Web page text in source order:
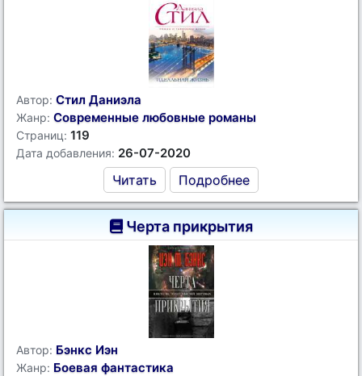
Автор: Стил Даниэла
Жанр: Современные любовные романы
Страниц: 119
Дата добавления: 26-07-2020
Читать Подробнее
Черта прикрытия
Автор: Бэнкс Иэн
Жанр: Боевая фантастика